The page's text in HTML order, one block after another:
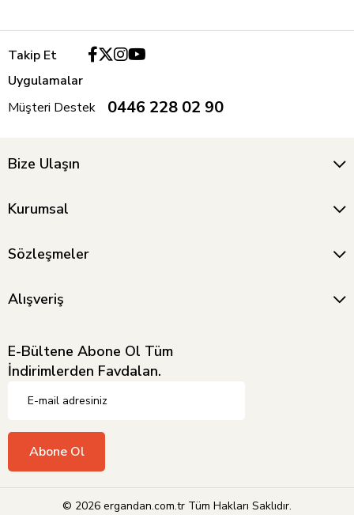
Takip Et
Uygulamalar
Müşteri Destek
0446 228 02 90
Bize Ulaşın
Kurumsal
Sözleşmeler
Alışveriş
E-Bültene Abone Ol Tüm
İndirimlerden Favdalan.
Abone Ol
© 2026 ergandan.com.tr Tüm Hakları Saklıdır.